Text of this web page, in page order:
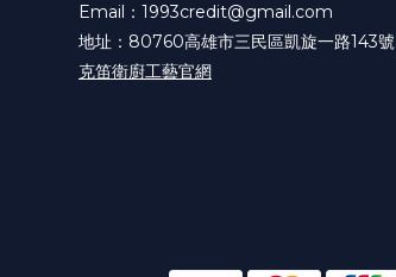
Email：1993credit@gmail.com
地址：80760高雄市三民區凱旋一路143號
克笛衛廚工藝官網